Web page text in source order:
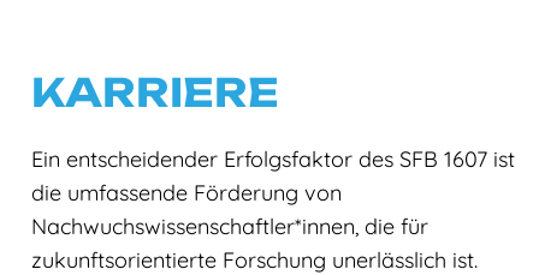
KARRIERE
Ein entscheidender Erfolgsfaktor des SFB 1607 ist
die umfassende Förderung von
Nachwuchswissenschaftler*innen, die für
zukunftsorientierte Forschung unerlässlich ist.